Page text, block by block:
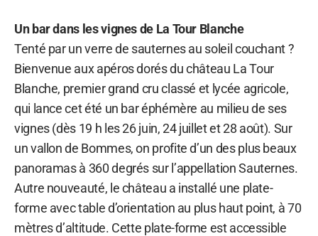
Un bar dans les vignes de La Tour Blanche
Tenté par un verre de sauternes au soleil couchant ?
Bienvenue aux apéros dorés du château La Tour
Blanche, premier grand cru classé et lycée agricole,
qui lance cet été un bar éphémère au milieu de ses
vignes (dès 19 h les 26 juin, 24 juillet et 28 août). Sur
un vallon de Bommes, on profite d’un des plus beaux
panoramas à 360 degrés sur l’appellation Sauternes.
Autre nouveauté, le château a installé une plate-
forme avec table d’orientation au plus haut point, à 70
mètres d’altitude. Cette plate-forme est accessible